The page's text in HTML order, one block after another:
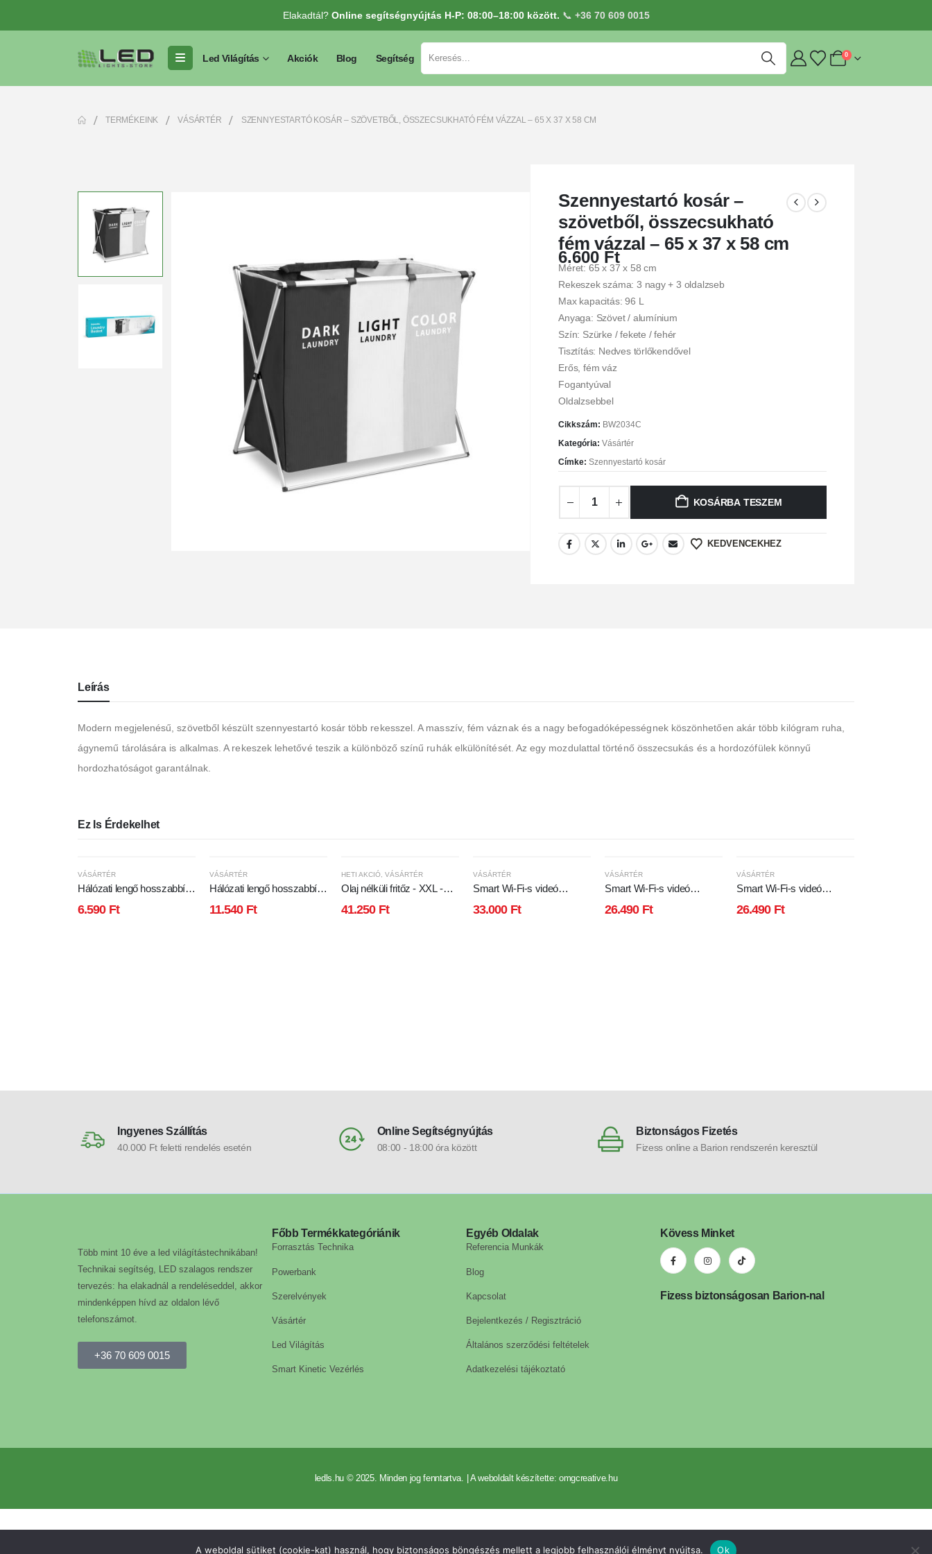
Elakadtál? Online segítségnyújtás H-P: 08:00–18:00 között. 📞 +36 70 609 0015
Led Világítás Akciók Blog Segítség 0
TERMÉKEINK VÁSÁRTÉR SZENNYESTARTÓ KOSÁR – SZÖVETBŐL, ÖSSZECSUKHATÓ FÉM VÁZZAL – 65 X 37 X 58 CM
Szennyestartó kosár –
szövetből, összecsukható
fém vázzal – 65 x 37 x 58 cm
6.600 Ft
Méret: 65 x 37 x 58 cm
Rekeszek száma: 3 nagy + 3 oldalzseb
Max kapacitás: 96 L
Anyaga: Szövet / alumínium
Szín: Szürke / fekete / fehér
Tisztítás: Nedves törlőkendővel
Erős, fém váz
Fogantyúval
Oldalzsebbel
Cikkszám: BW2034C
Kategória:Vásártér
Címke:Szennyestartó kosár
KOSÁRBA TESZEM
KEDVENCEKHEZ
Leírás
Modern megjelenésű, szövetből készült szennyestartó kosár több rekesszel. A masszív, fém váznak és a nagy befogadóképességnek köszönhetően akár több kilógram ruha,
ágynemű tárolására is alkalmas. A rekeszek lehetővé teszik a különböző színű ruhák elkülönítését. Az egy mozdulattal történő összecsukás és a hordozófülek könnyű
hordozhatóságot garantálnak.
Ez Is Érdekelhet
VÁSÁRTÉR
Hálózati lengő hosszabbító
6.590 Ft
VÁSÁRTÉR
Hálózati lengő hosszabbító
11.540 Ft
HETI AKCIÓ, VÁSÁRTÉR
Olaj nélküli fritőz - XXL -
7,5L
41.250 Ft
VÁSÁRTÉR
Smart Wi-Fi-s videó
akkumulátoros, 12V -
33.000 Ft
VÁSÁRTÉR
Smart Wi-Fi-s videó
akkumulátoros - MicroSD,
26.490 Ft
VÁSÁRTÉR
Smart Wi-Fi-s videó
akkumulátoros - MicroSD,
26.490 Ft
Ingyenes Szállítás
40.000 Ft feletti rendelés esetén
Online Segítségnyújtás
08:00 - 18:00 óra között
Biztonságos Fizetés
Fizess online a Barion rendszerén keresztül
Több mint 10 éve a led világítástechnikában!
Technikai segítség, LED szalagos rendszer
tervezés: ha elakadnál a rendeléseddel, akkor
mindenképpen hívd az oldalon lévő
telefonszámot.
+36 70 609 0015
Főbb Termékkategóriánik
Forrasztás Technika
Powerbank
Szerelvények
Vásártér
Led Világítás
Smart Kinetic Vezérlés
Egyéb Oldalak
Referencia Munkák
Blog
Kapcsolat
Bejelentkezés / Regisztráció
Általános szerződési feltételek
Adatkezelési tájékoztató
Kövess Minket
Fizess biztonságosan Barion-nal
ledls.hu © 2025. Minden jog fenntartva. | A weboldalt készítette: omgcreative.hu
A weboldal sütiket (cookie-kat) használ, hogy biztonságos böngészés mellett a legjobb felhasználói élményt nyújtsa. Ok